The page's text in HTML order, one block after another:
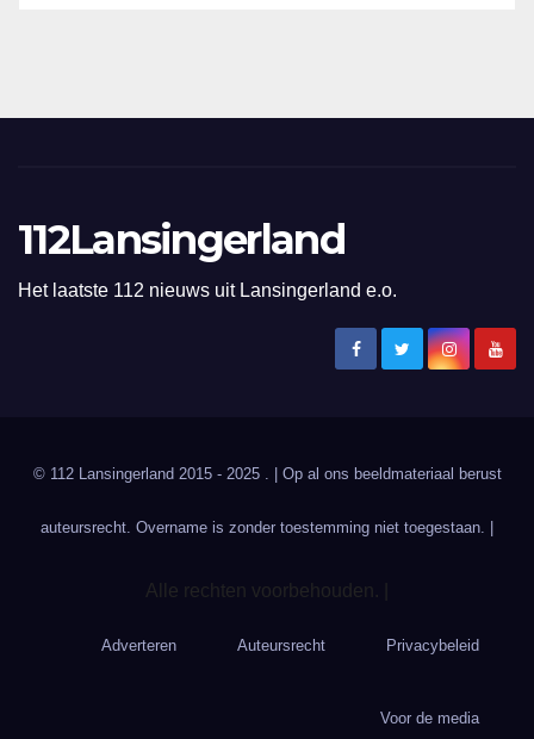
112Lansingerland
Het laatste 112 nieuws uit Lansingerland e.o.
© 112 Lansingerland 2015 - 2025 . | Op al ons beeldmateriaal berust
auteursrecht. Overname is zonder toestemming niet toegestaan. |
Alle rechten voorbehouden. |
Adverteren Auteursrecht Privacybeleid
Voor de media